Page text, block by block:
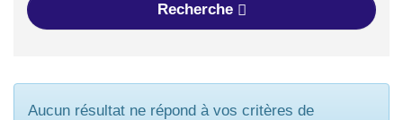
Recherche
Aucun résultat ne répond à vos critères de